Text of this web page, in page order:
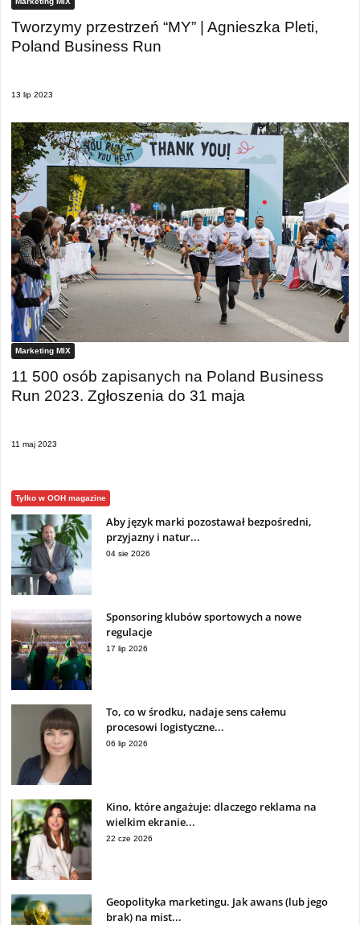
Tworzymy przestrzeń “MY” | Agnieszka Pleti,
Poland Business Run
13 lip 2023
Marketing MIX
11 500 osób zapisanych na Poland Business
Run 2023. Zgłoszenia do 31 maja
11 maj 2023
Tylko w OOH magazine
Aby język marki pozostawał bezpośredni,
przyjazny i natur...
04 sie 2026
Sponsoring klubów sportowych a nowe
regulacje
17 lip 2026
To, co w środku, nadaje sens całemu
procesowi logistyczne...
06 lip 2026
Kino, które angażuje: dlaczego reklama na
wielkim ekranie...
22 cze 2026
Geopolityka marketingu. Jak awans (lub jego
brak) na mist...